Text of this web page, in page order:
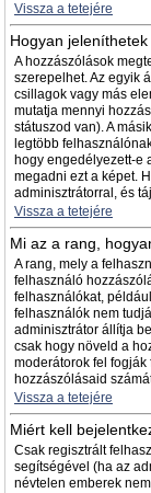
Vissza a tetejére
Hogyan
A hozzászólások
szerepelhet. Az egyik
csillagok vagy más
mutatja mennyi
státuszod van). A
legtöbb
hogy engedélyezett-e
megadni ezt a képet.
adminisztrátorral, és
Vissza a tetejére
Mi az a rang,
A rang, mely a
felhasználó
felhasználókat,
felhasználók nem
adminisztrátor állítja
csak hogy növeld a
moderátorok fel
hozzászólásaid
Vissza a tetejére
Miért kell
Csak regisztrált
segítségével (ha az
névtelen emberek